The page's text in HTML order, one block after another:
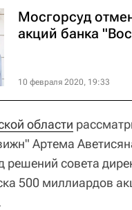
Мосгорсуд
акций банка
10 февраля 2020, 19:33
области
Артема
решений совета
500 миллиардов